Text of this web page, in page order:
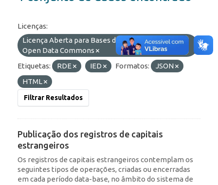
Licenças:
Licença Aberta para Bases de Dados (ODbL) do
Open Data Commons
Etiquetas:
RDE IED Formatos:
JSON
HTML
Filtrar Resultados
Publicação dos registros de capitais
estrangeiros
Os registros de capitais estrangeiros contemplam os
seguintes tipos de operações, criadas ou encerradas
em cada período data-base, no âmbito do sistema de